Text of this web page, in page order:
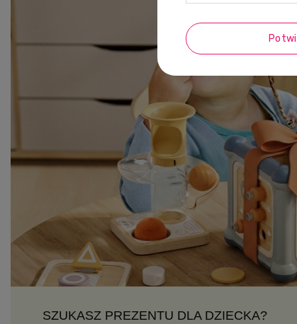
SZUKASZ PREZENTU DLA DZIECKA?